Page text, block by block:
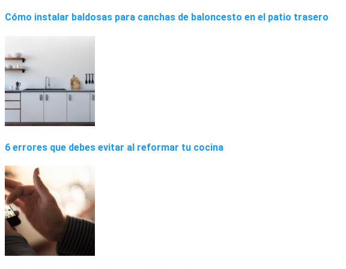
Cómo instalar baldosas para canchas de baloncesto en el patio trasero
6 errores que debes evitar al reformar tu cocina